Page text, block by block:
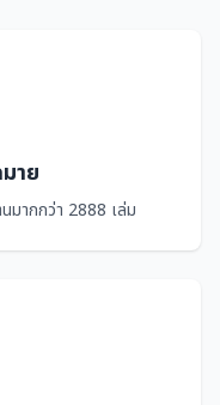
าย
มากกว่า 2888 เล่ม